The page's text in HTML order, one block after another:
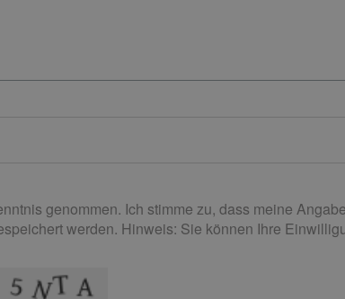
genommen. Ich stimme zu, dass meine
werden. Hinweis: Sie können Ihre